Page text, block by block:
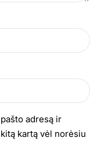
adresą ir
kartą vėl norėsiu